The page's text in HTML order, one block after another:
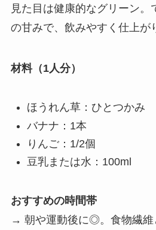
見た目は健康的なグリーン。
の甘みで、飲みやすく仕上が
材料（1人分）
ほうれん草：ひとつかみ
バナナ：1本
りんご：1/2個
豆乳または水：100ml
おすすめの時間帯
→ 朝や運動後に◎。食物繊維